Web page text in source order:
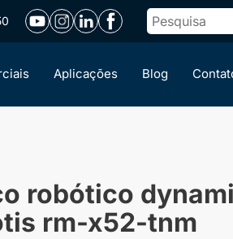
Aplicações Blog
robótico
rm-x52-tnm